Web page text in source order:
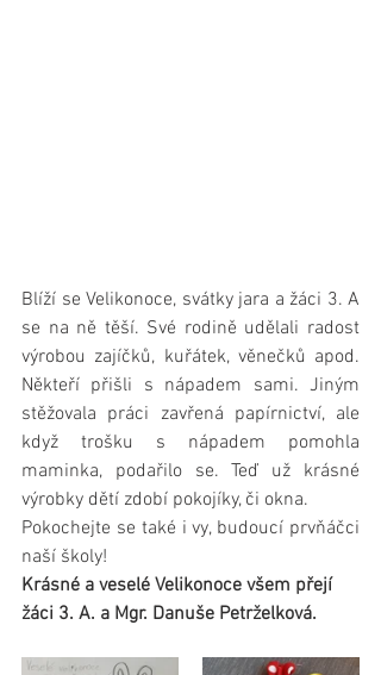
Blíží se Velikonoce, svátky jara a žáci 3. A
se na ně těší. Své rodině udělali radost
výrobou zajíčků, kuřátek, věnečků apod.
Někteří přišli s nápadem sami. Jiným
stěžovala práci zavřená papírnictví, ale
když trošku s nápadem pomohla
maminka, podařilo se. Teď už krásné
výrobky dětí zdobí pokojíky, či okna.
Pokochejte se také i vy, budoucí prvňáčci
naší školy!
Krásné a veselé Velikonoce všem přejí
žáci 3. A. a Mgr. Danuše Petrželková.